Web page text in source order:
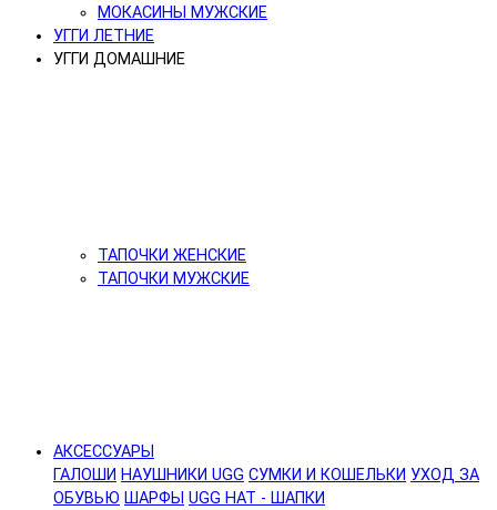
МОКАСИНЫ МУЖСКИЕ
УГГИ ЛЕТНИЕ
УГГИ ДОМАШНИЕ
ТАПОЧКИ ЖЕНСКИЕ
ТАПОЧКИ МУЖСКИЕ
АКСЕССУАРЫ
ГАЛОШИ НАУШНИКИ UGG СУМКИ И КОШЕЛЬКИ УХОД ЗА
ОБУВЬЮ ШАРФЫ UGG HAT - ШАПКИ